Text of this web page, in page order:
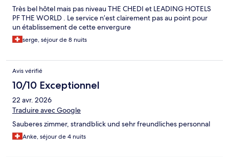
Très bel hôtel mais pas niveau THE CHEDI et LEADING HOTELS
PF THE WORLD . Le service n’est clairement pas au point pour
un établissement de cette envergure
serge, séjour de 8 nuits
Avis vérifié
10/10 Exceptionnel
22 avr. 2026
Traduire avec Google
Sauberes zimmer, strandblick und sehr freundliches personnal
Anke, séjour de 4 nuits